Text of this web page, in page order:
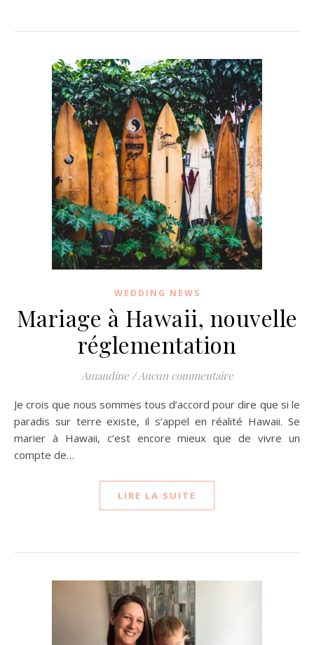
WEDDING NEWS
Mariage à Hawaii, nouvelle
réglementation
Amandine /Aucun commentaire
Je crois que nous sommes tous d’accord pour dire que si le
paradis sur terre existe, il s’appel en réalité Hawaii. Se
marier à Hawaii, c’est encore mieux que de vivre un
compte de…
LIRE LA SUITE